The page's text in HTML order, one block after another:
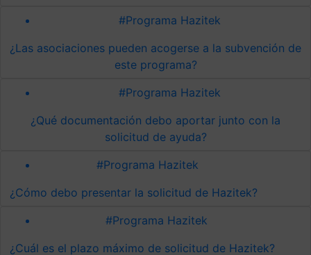
#Programa Hazitek
¿Las asociaciones pueden acogerse a la subvención de
este programa?
#Programa Hazitek
¿Qué documentación debo aportar junto con la
solicitud de ayuda?
#Programa Hazitek
¿Cómo debo presentar la solicitud de Hazitek?
#Programa Hazitek
¿Cuál es el plazo máximo de solicitud de Hazitek?